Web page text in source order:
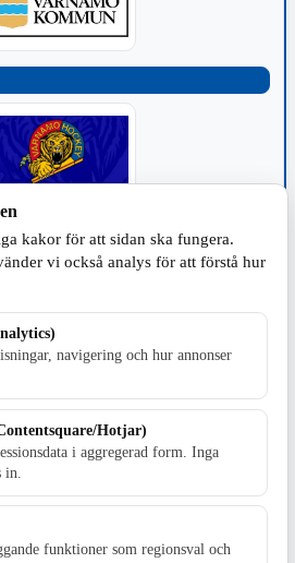
grundat 1991 som sedan 2002 ger
2010 lanserades Värnamo.nu. Från
tre kommuner: Gnosjö,
Vaggeryds kommun.
Kontakta oss
1, 568 92 Skillingaryd
kakor för att sidan ska fungera.
vi också analys för att förstå hur
navigering och hur annonser
Hotjar)
i aggregerad form. Inga
in.
funktioner som regionsval och